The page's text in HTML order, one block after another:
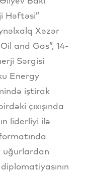
Həftəsi”
Xəzər
and Gas”, 14-
Sərgisi
Energy
iştirak
çıxışında
liderliyi ilə
uğurlardan